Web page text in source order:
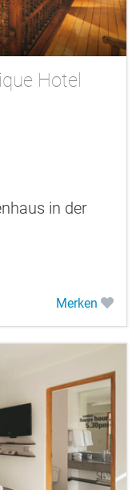
Hotel
in der
Merken